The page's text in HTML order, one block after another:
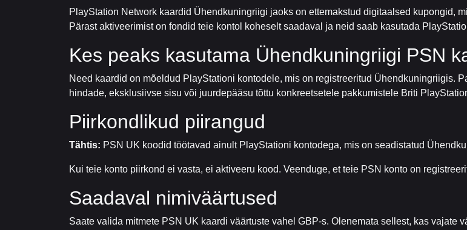
PlayStation Network kaardid Ühendkuningriigi jaoks on ettemakstud digitaalsed kupongid,
Pärast aktiveerimist on fondid teie kontol koheselt saadaval ja neid saab kasutada
Kes peaks kasutama Ühendkuningriigi PSN
Need kaardid on mõeldud PlayStationi kontodele, mis on registreeritud Ühendkuningriigis.
hindade, eksklusiivse sisu või juurdepääsu tõttu konkreetsetele pakkumistele Briti
Piirkondlikud piirangud
Tähtis: PSN UK koodid töötavad ainult PlayStationi kontodega, mis on seadistatud
Kui teie konto piirkond ei vasta, ei aktiveeru kood. Veenduge, et teie PSN konto on
Saadaval nimiväärtused
Saate valida mitmete PSN UK kaardi väärtuste vahel GBP-s. Olenemata sellest, kas vajate